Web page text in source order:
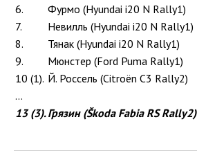
6.
Фурмо (Hyundai i20 N Rally1)
7.
Невилль (Hyundai i20 N Rally1)
8.
Тянак (Hyundai i20 N Rally1)
9.
Мюнстер (Ford Puma Rally1)
10 (1). Й. Россель (Citroën C3 Rally2)
...
13 (3).Грязин (Škoda Fabia RS Rally2)